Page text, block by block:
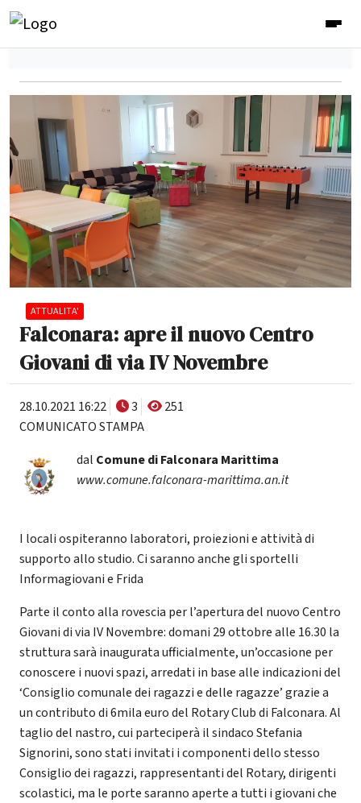
ATTUALITA'
Falconara: apre il nuovo Centro
Giovani di via IV Novembre
28.10.2021 16:22 3
251
COMUNICATO STAMPA
dal Comune di Falconara Marittima
www.comune.falconara-marittima.an.it
I locali ospiteranno laboratori, proiezioni e attività di
supporto allo studio. Ci saranno anche gli sportelli
Informagiovani e Frida
Parte il conto alla rovescia per l’apertura del nuovo Centro
Giovani di via IV Novembre: domani 29 ottobre alle 16.30 la
struttura sarà inaugurata ufficialmente, un’occasione per
conoscere i nuovi spazi, arredati in base alle indicazioni del
‘Consiglio comunale dei ragazzi e delle ragazze’ grazie a
un contributo di 6mila euro del Rotary Club di Falconara. Al
taglio del nastro, cui parteciperà il sindaco Stefania
Signorini, sono stati invitati i componenti dello stesso
Consiglio dei ragazzi, rappresentanti del Rotary, dirigenti
scolastici, ma le porte saranno aperte a tutti i giovani che